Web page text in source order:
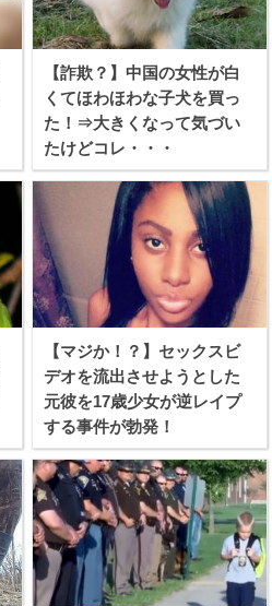
【詐欺？】中国の女性が白
くてほわほわな子犬を買っ
た！⇒大きくなって気づい
たけどコレ・・・
【マジか！？】セックスビ
デオを流出させようとした
元彼を17歳少女が逆レイプ
する事件が勃発！